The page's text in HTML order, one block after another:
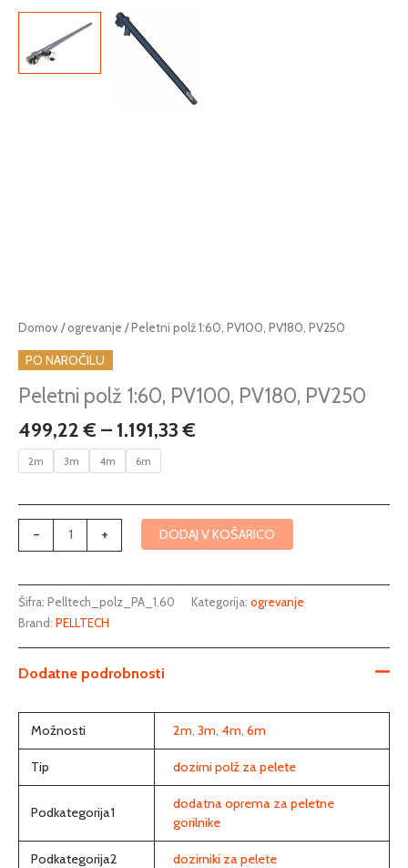
Domov/ogrevanje / Peletni polž 1:60, PV100, PV180, PV250
PO NAROČILU
Peletni polž 1:60, PV100, PV180, PV250
499,22€ – 1.191,33€
Cenovni
499,22 €
do
2m 3m 4m 6m
-
Peletni
polž
1:60,
PV100,
PV250
količina
+ DODAJ V KOŠARICO
Šifra: Pelltech_polz_PA_1.60 Kategorija: ogrevanje
Brand: PELLTECH
Dodatne podrobnosti
Možnosti 2m, 3m, 4m, 6m
Tip dozirni polž za pelete
Podkategorija1
dodatna oprema za peletne
gorilnike
Podkategorija2 dozirniki za pelete